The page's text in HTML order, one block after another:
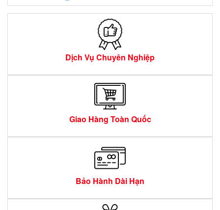
Dịch Vụ Chuyên Nghiệp
Giao Hàng Toàn Quốc
Bảo Hành Dài Hạn